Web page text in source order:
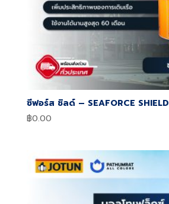
ซีฟอร์ส ชิลด์ – SEAFORCE SHIELD
฿0.00